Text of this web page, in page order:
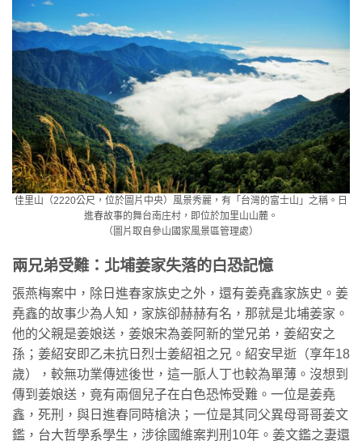
佳里山（2220公尺，位於圖片中央）風景秀麗，有「台灣的富士山」之稱。日
進春故事的舞台南庄村，即位於加里山山麓。
（圖片取自參山國家風景區管理處）
兩兄弟受難：北埔姜家失落的白恐記憶
張燕梅案中，除日進春家族史之外，還有姜堯鑫家族史。姜
堯鑫的故事少為人知，家族卻赫赫有名，那就是北埔姜家。
他的父親是姜娘送，姜娘宋為姜阿新的堂兄弟，姜紹安之
孫；姜紹安即乙未抗日烈士姜紹祖之兄。紹安早逝（享年18
歲），較無功業傳述後世，這一脈人丁也較為單薄。沒想到
傳到姜娘送，竟有兩個兒子在白色恐怖受難。一位是姜堯
鑫，死刑，與日進春同時槍決；一位是其同父異母哥哥姜文
鑑，台大哲學系學生，涉徐國維案判刑10年。姜文鑑之妻還